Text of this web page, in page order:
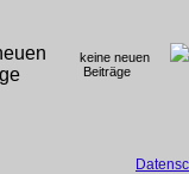
keine neuen
Beiträge